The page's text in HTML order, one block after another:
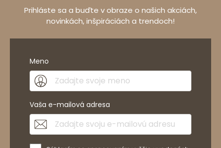
Prihláste sa a buďte v obraze o našich akciách,
novinkách, inšpiráciách a trendoch!
Meno
Vaša e-mailová adresa